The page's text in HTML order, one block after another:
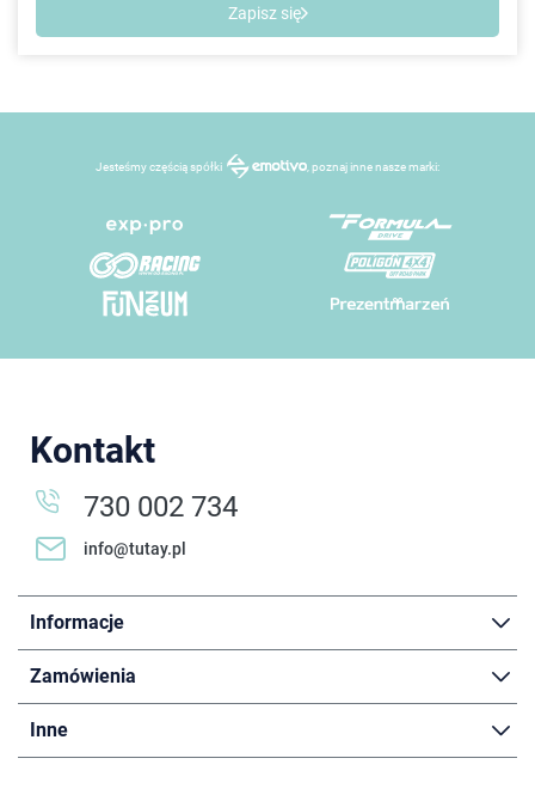
Zapisz się
Jesteśmy częścią spółki , poznaj inne nasze marki:
Kontakt
730 002 734
info@tutay.pl
Informacje
Zamówienia
Inne